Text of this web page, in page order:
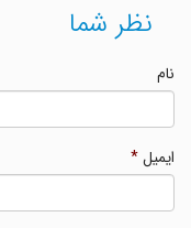
نظر شما
ایمیل*